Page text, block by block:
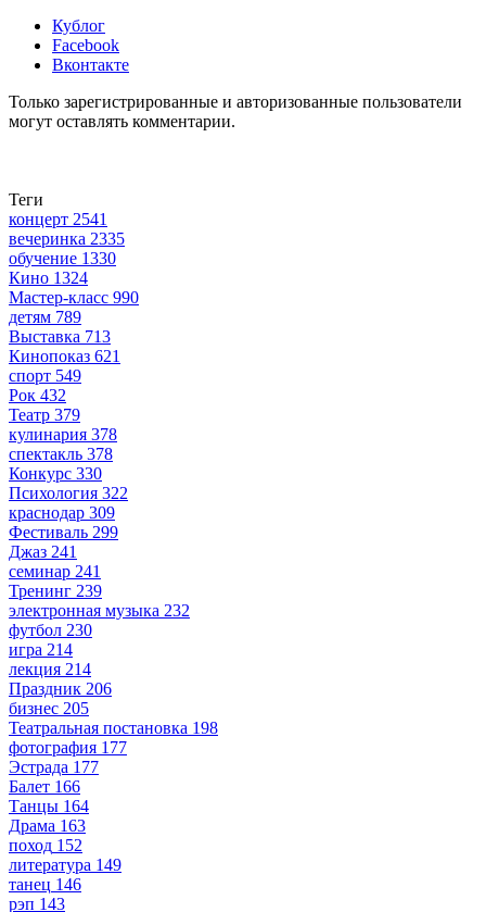
Кублог
Facebook
Вконтакте
Только зарегистрированные и авторизованные пользователи
могут оставлять комментарии.
Теги
концерт 2541
вечеринка 2335
обучение 1330
Кино 1324
Мастер-класс 990
детям 789
Выставка 713
Кинопоказ 621
спорт 549
Рок 432
Театр 379
кулинария 378
спектакль 378
Конкурс 330
Психология 322
краснодар 309
Фестиваль 299
Джаз 241
семинар 241
Тренинг 239
электронная музыка 232
футбол 230
игра 214
лекция 214
Праздник 206
бизнес 205
Театральная постановка 198
фотография 177
Эстрада 177
Балет 166
Танцы 164
Драма 163
поход 152
литература 149
танец 146
рэп 143